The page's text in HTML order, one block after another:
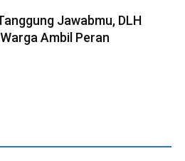
Jawabmu, DLH
Ambil Peran